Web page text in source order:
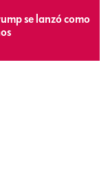
se lanzó como